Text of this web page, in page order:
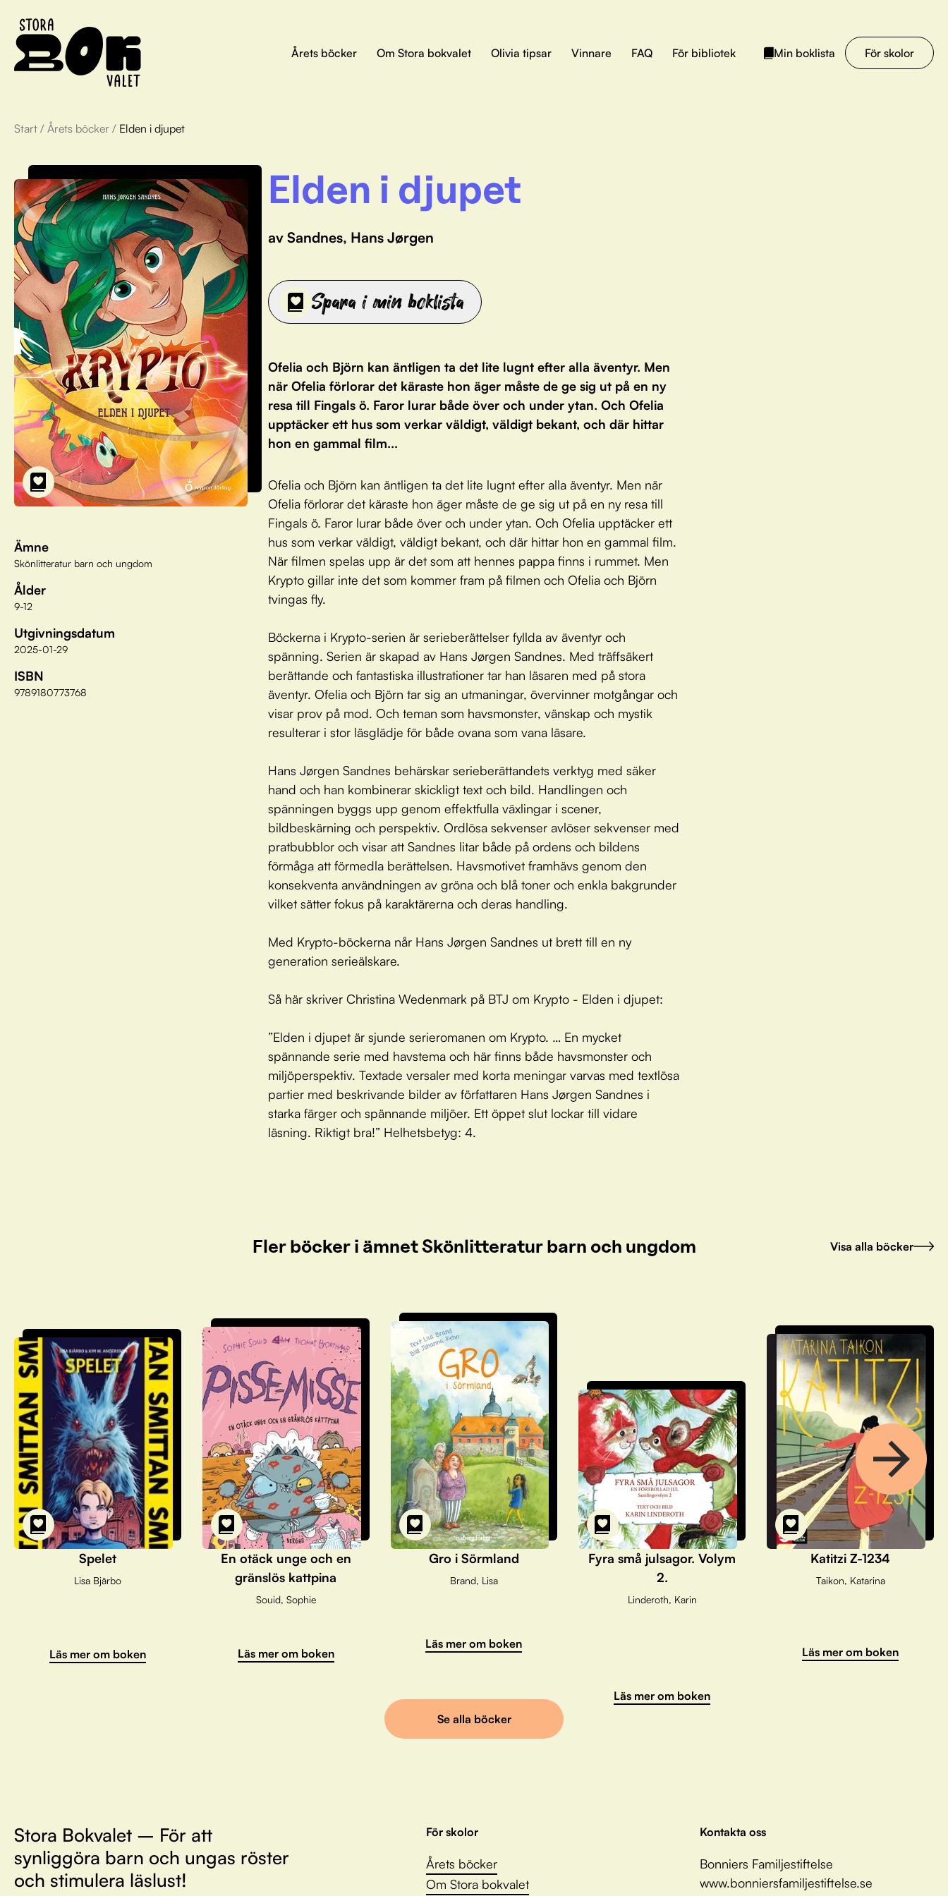
Årets böcker Om Stora bokvalet Olivia tipsar Vinnare FAQ För bibliotek Min boklista För skolor
Start / Årets böcker / Elden i djupet
Ämne
Skönlitteratur barn och ungdom
Ålder
9-12
Utgivningsdatum
2025-01-29
ISBN
9789180773768
Elden i djupet
av Sandnes, Hans Jørgen
Spara i min boklista
Ofelia och Björn kan äntligen ta det lite lugnt efter alla äventyr. Men
när Ofelia förlorar det käraste hon äger måste de ge sig ut på en ny
resa till Fingals ö. Faror lurar både över och under ytan. Och Ofelia
upptäcker ett hus som verkar väldigt, väldigt bekant, och där hittar
hon en gammal film...
Ofelia och Björn kan äntligen ta det lite lugnt efter alla äventyr. Men när
Ofelia förlorar det käraste hon äger måste de ge sig ut på en ny resa till
Fingals ö. Faror lurar både över och under ytan. Och Ofelia upptäcker ett
hus som verkar väldigt, väldigt bekant, och där hittar hon en gammal film.
När filmen spelas upp är det som att hennes pappa finns i rummet. Men
Krypto gillar inte det som kommer fram på filmen och Ofelia och Björn
tvingas fly.
Böckerna i Krypto-serien är serieberättelser fyllda av äventyr och
spänning. Serien är skapad av Hans Jørgen Sandnes. Med träffsäkert
berättande och fantastiska illustrationer tar han läsaren med på stora
äventyr. Ofelia och Björn tar sig an utmaningar, övervinner motgångar och
visar prov på mod. Och teman som havsmonster, vänskap och mystik
resulterar i stor läsglädje för både ovana som vana läsare.
Hans Jørgen Sandnes behärskar serieberättandets verktyg med säker
hand och han kombinerar skickligt text och bild. Handlingen och
spänningen byggs upp genom effektfulla växlingar i scener,
bildbeskärning och perspektiv. Ordlösa sekvenser avlöser sekvenser med
pratbubblor och visar att Sandnes litar både på ordens och bildens
förmåga att förmedla berättelsen. Havsmotivet framhävs genom den
konsekventa användningen av gröna och blå toner och enkla bakgrunder
vilket sätter fokus på karaktärerna och deras handling.
Med Krypto-böckerna når Hans Jørgen Sandnes ut brett till en ny
generation serieälskare.
Så här skriver Christina Wedenmark på BTJ om Krypto - Elden i djupet:
”Elden i djupet är sjunde serieromanen om Krypto. … En mycket
spännande serie med havstema och här finns både havsmonster och
miljöperspektiv. Textade versaler med korta meningar varvas med textlösa
partier med beskrivande bilder av författaren Hans Jørgen Sandnes i
starka färger och spännande miljöer. Ett öppet slut lockar till vidare
läsning. Riktigt bra!” Helhetsbetyg: 4.
Fler böcker i ämnet Skönlitteratur barn och ungdom Visa alla böcker
Spelet
Lisa Bjärbo
Läs mer om boken
En otäck unge och en
gränslös kattpina
Souid, Sophie
Läs mer om boken
Gro i Sörmland
Brand, Lisa
Läs mer om boken
Fyra små julsagor. Volym
2.
Linderoth, Karin
Läs mer om boken
Katitzi Z-1234
Taikon, Katarina
Läs mer om boken
Se alla böcker
Stora Bokvalet – För att
synliggöra barn och ungas röster
och stimulera läslust!
För skolor
Årets böcker
Om Stora bokvalet
Kontakta oss
Bonniers Familjestiftelse
www.bonniersfamiljestiftelse.se